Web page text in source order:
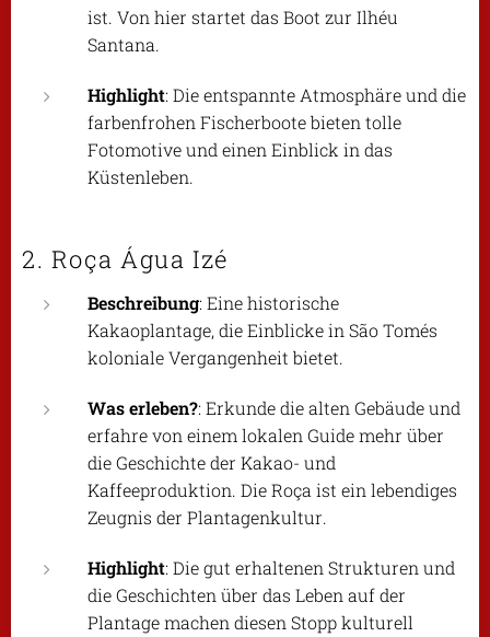
ist. Von hier startet das Boot zur Ilhéu
Santana.
Highlight: Die entspannte Atmosphäre und die
farbenfrohen Fischerboote bieten tolle
Fotomotive und einen Einblick in das
Küstenleben.
2. Roça Água Izé
Beschreibung: Eine historische
Kakaoplantage, die Einblicke in São Tomés
koloniale Vergangenheit bietet.
Was erleben?: Erkunde die alten Gebäude und
erfahre von einem lokalen Guide mehr über
die Geschichte der Kakao- und
Kaffeeproduktion. Die Roça ist ein lebendiges
Zeugnis der Plantagenkultur.
Highlight: Die gut erhaltenen Strukturen und
die Geschichten über das Leben auf der
Plantage machen diesen Stopp kulturell